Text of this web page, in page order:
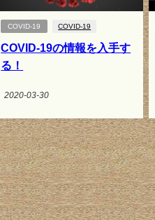
COVID-19 COVID-19
COVID-19の情報を入手す
る！
2020-03-30